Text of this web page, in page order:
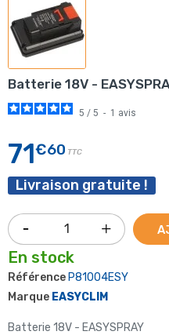
Batterie 18V -
5 / 5 - 1 avis
71€60 TTC
Livraison gratuite !
En stock
Référence P81004ESY
Marque EASYCLIM
Batterie 18V - EASYSPRAY